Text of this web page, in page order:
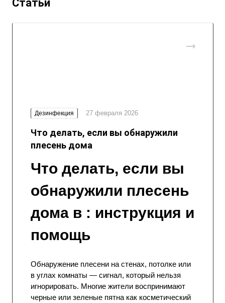
Статьи
Дезинфекция 27 февраля 2026
Что делать, если вы обнаружили
плесень дома
Что делать, если вы
обнаружили плесень
дома в : инструкция и
помощь
Обнаружение плесени на стенах, потолке или
в углах комнаты — сигнал, который нельзя
игнорировать. Многие жители воспринимают
черные или зеленые пятна как косметический